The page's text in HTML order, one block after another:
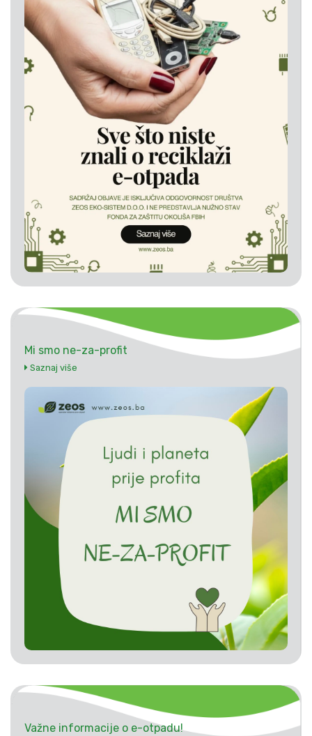
Mi smo ne-za-profit
Saznaj više
Važne informacije o e-otpadu!